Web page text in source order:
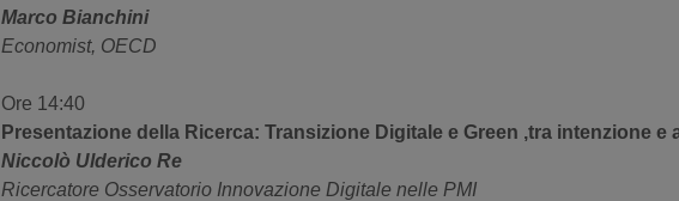
Marco Bianchini
Economist, OECD
Ore 14:40
Presentazione della Ricerca: Transizione Digitale e Green ,tra intenzione e
Niccolò Ulderico Re
Ricercatore Osservatorio Innovazione Digitale nelle PMI